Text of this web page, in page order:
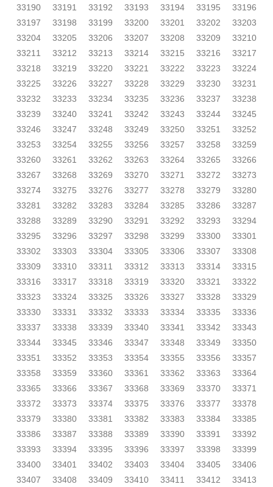
33190
33191 33192 33193 33194 33195
33196
33197
33198 33199 33200 33201 33202
33203
33204
33205 33206 33207 33208 33209
33210
33211
33212 33213 33214 33215 33216
33217
33218
33219 33220 33221 33222 33223
33224
33225
33226 33227 33228 33229 33230
33231
33232
33233 33234 33235 33236 33237
33238
33239
33240 33241 33242 33243 33244
33245
33246
33247 33248 33249 33250 33251
33252
33253
33254 33255 33256 33257 33258
33259
33260
33261 33262 33263 33264 33265
33266
33267
33268 33269 33270 33271 33272
33273
33274
33275 33276 33277 33278 33279
33280
33281
33282 33283 33284 33285 33286
33287
33288
33289 33290 33291 33292 33293
33294
33295
33296 33297 33298 33299 33300
33301
33302
33303 33304 33305 33306 33307
33308
33309
33310 33311 33312 33313 33314
33315
33316
33317 33318 33319 33320 33321
33322
33323
33324 33325 33326 33327 33328
33329
33330
33331 33332 33333 33334 33335
33336
33337
33338 33339 33340 33341 33342
33343
33344
33345 33346 33347 33348 33349
33350
33351
33352 33353 33354 33355 33356
33357
33358
33359 33360 33361 33362 33363
33364
33365
33366 33367 33368 33369 33370
33371
33372
33373 33374 33375 33376 33377
33378
33379
33380 33381 33382 33383 33384
33385
33386
33387 33388 33389 33390 33391
33392
33393
33394 33395 33396 33397 33398
33399
33400
33401 33402 33403 33404 33405
33406
33407
33408 33409 33410 33411 33412 33413